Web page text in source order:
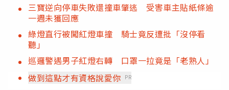
三寶逆向停車失敗還撞車肇逃 受害車主貼紙條逾
一週未獲回應
綠燈直行被闖紅燈車撞 騎士竟反遭批「沒停看
聽」
巡邏警遇男子紅燈右轉 口罩一拉竟是「老熟人」
做到這點才有資格說愛你 PR